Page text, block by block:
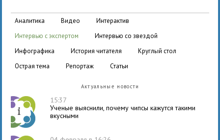
аналитика видео
интерактив
интервью с экспертом
интервью со звездой
инфографика
история читателя
круглый стол
острая тема
репортаж статьи
Актуальные новости
15:37
Ученые выяснили, почему чипсы кажутся такими
вкусными